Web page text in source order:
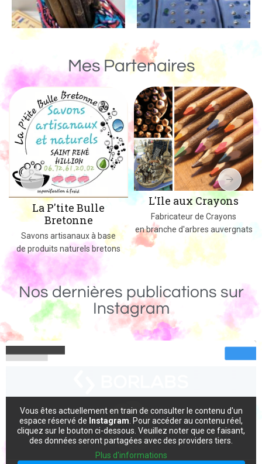
Mes Partenaires
L'Ile aux Crayons
Fabricateur de Crayons
en branche d'arbres auvergnats
Un Monde de Bois
Des jeux, jouets et objets en
massif fabriqués dans le
Nos dernières publications sur
Instagram
Vous êtes actuellement en train de consulter le contenu d'un
espace réservé de Instagram . Pour accéder au contenu réel,
cliquez sur le bouton ci-dessous. Veuillez noter que ce faisant,
des données seront partagées avec des providers tiers.
Plus d'informations